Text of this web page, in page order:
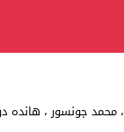
محمد جونسور ،